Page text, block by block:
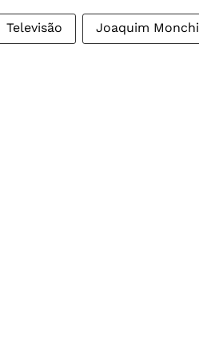
Televisão Joaquim